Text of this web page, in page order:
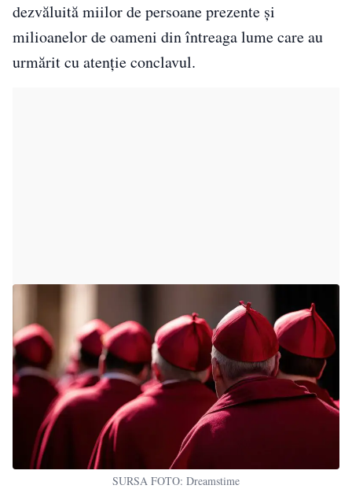
dezvăluită miilor de persoane prezente și
milioanelor de oameni din întreaga lume care au
urmărit cu atenție conclavul.
SURSA FOTO: Dreamstime